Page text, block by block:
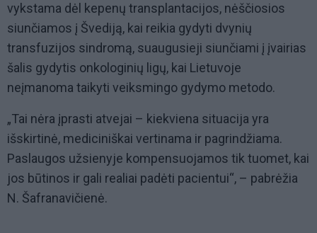
vykstama dėl kepenų transplantacijos, nėščiosios
siunčiamos į Švediją, kai reikia gydyti dvynių
transfuzijos sindromą, suaugusieji siunčiami į įvairias
šalis gydytis onkologinių ligų, kai Lietuvoje
neįmanoma taikyti veiksmingo gydymo metodo.
„Tai nėra įprasti atvejai – kiekviena situacija yra
išskirtinė, mediciniškai vertinama ir pagrindžiama.
Paslaugos užsienyje kompensuojamos tik tuomet, kai
jos būtinos ir gali realiai padėti pacientui“, – pabrėžia
N. Šafranavičienė.